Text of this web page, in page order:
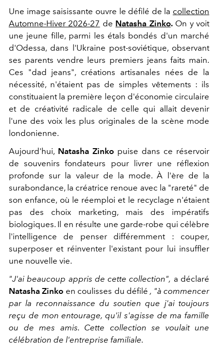
Une image saisissante ouvre le défilé de la collection
Automne-Hiver 2026-27 de Natasha Zinko.On y voit
une jeune fille, parmi les étals bondés d'un marché
d'Odessa, dans l'Ukraine post-soviétique, observant
ses parents vendre leurs premiers jeans faits main.
Ces "dad jeans", créations artisanales nées de la
nécessité, n'étaient pas de simples vêtements : ils
constituaient la première leçon d'économie circulaire
et de créativité radicale de celle qui allait devenir
l'une des voix les plus originales de la scène mode
londonienne.
Aujourd'hui, Natasha Zinko puise dans ce réservoir
de souvenirs fondateurs pour livrer une réflexion
profonde sur la valeur de la mode. À l'ère de la
surabondance, la créatrice renoue avec la "rareté" de
son enfance, où le réemploi et le recyclage n'étaient
pas des choix marketing, mais des impératifs
biologiques. Il en résulte une garde-robe qui célèbre
l'intelligence de penser différemment : couper,
superposer et réinventer l'existant pour lui insuffler
une nouvelle vie.
"J'ai beaucoup appris de cette collection", a déclaré
Natasha Zinko en coulisses du défilé, "à commencer
par la reconnaissance du soutien que j'ai toujours
reçu de mon entourage, qu'il s'agisse de ma famille
ou de mes amis. Cette collection se voulait une
célébration de l'entreprise familiale.